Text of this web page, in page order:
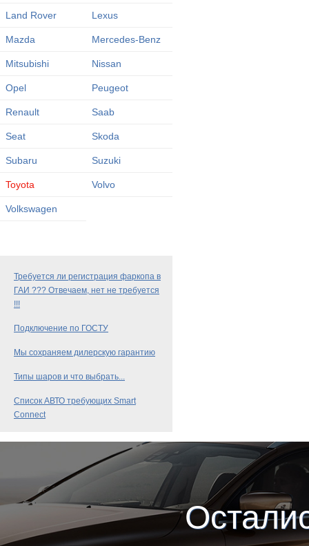
Land Rover Lexus
Mazda Mercedes-Benz
Mitsubishi Nissan
Opel Peugeot
Renault Saab
Seat Skoda
Subaru Suzuki
Toyota Volvo
Volkswagen
Требуется ли регистрация фаркопа в
ГАИ ??? Отвечаем, нет не требуется
!!!
Подключение по ГОСТУ
Мы сохраняем дилерскую гарантию
Типы шаров и что выбрать...
Список АВТО требующих Smart
Connect